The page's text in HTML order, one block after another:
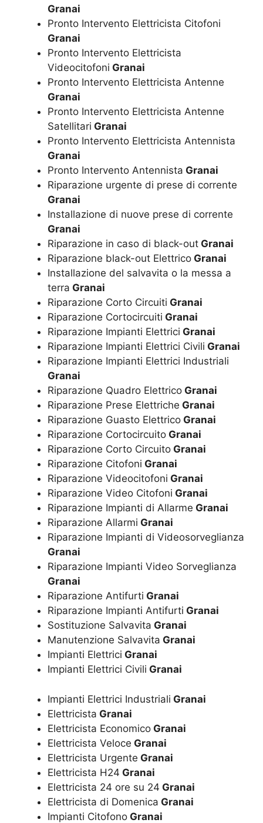
Granai
Pronto Intervento Elettricista Citofoni
Granai
Pronto Intervento Elettricista
Videocitofoni Granai
Pronto Intervento Elettricista Antenne
Granai
Pronto Intervento Elettricista Antenne
Satellitari Granai
Pronto Intervento Elettricista Antennista
Granai
Pronto Intervento Antennista Granai
Riparazione urgente di prese di corrente
Granai
Installazione di nuove prese di corrente
Granai
Riparazione in caso di black-out Granai
Riparazione black-out Elettrico Granai
Installazione del salvavita o la messa a
terra Granai
Riparazione Corto Circuiti Granai
Riparazione Cortocircuiti Granai
Riparazione Impianti Elettrici Granai
Riparazione Impianti Elettrici Civili Granai
Riparazione Impianti Elettrici Industriali
Granai
Riparazione Quadro Elettrico Granai
Riparazione Prese Elettriche Granai
Riparazione Guasto Elettrico Granai
Riparazione Cortocircuito Granai
Riparazione Corto Circuito Granai
Riparazione Citofoni Granai
Riparazione Videocitofoni Granai
Riparazione Video Citofoni Granai
Riparazione Impianti di Allarme Granai
Riparazione Allarmi Granai
Riparazione Impianti di Videosorveglianza
Granai
Riparazione Impianti Video Sorveglianza
Granai
Riparazione Antifurti Granai
Riparazione Impianti Antifurti Granai
Sostituzione Salvavita Granai
Manutenzione Salvavita Granai
Impianti Elettrici Granai
Impianti Elettrici Civili Granai
Impianti Elettrici Industriali Granai
Elettricista Granai
Elettricista Economico Granai
Elettricista Veloce Granai
Elettricista Urgente Granai
Elettricista H24 Granai
Elettricista 24 ore su 24 Granai
Elettricista di Domenica Granai
Impianti Citofono Granai